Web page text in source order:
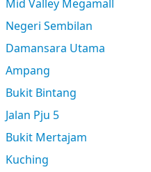
Mid Valley Megamall
Negeri Sembilan
Damansara Utama
Ampang
Bukit Bintang
Jalan Pju 5
Bukit Mertajam
Kuching